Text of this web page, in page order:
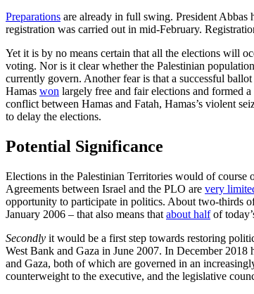
Preparations are already in full swing. President Abbas
registration was carried out in mid-Feb­ruary.
Yet it is by no means certain that all the elections will
voting. Nor is it clear whether the Palestin­ian
currently govern. Another fear is that a successful
Hamas won largely free and fair elec­tions and formed
conflict between Hamas and Fatah, Hamas’s violent
to delay the elections.
Potential Significance
Elections in the Palestinian Territories would of
Agreements between Israel and the PLO are very
op­por­tunity to participate in politics. About two-thirds
Janu­ary 2006 – that also means that about halfof
Secondly it would be a first step towards restoring
West Bank and Gaza in June 2007. In December
and Gaza, both of which are governed in an
counterweight to the executive, and the legislative